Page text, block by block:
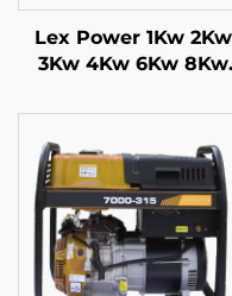
Lex Power 1Kw 2Kw
3Kw 4Kw 6Kw 8Kw
generátor Silent